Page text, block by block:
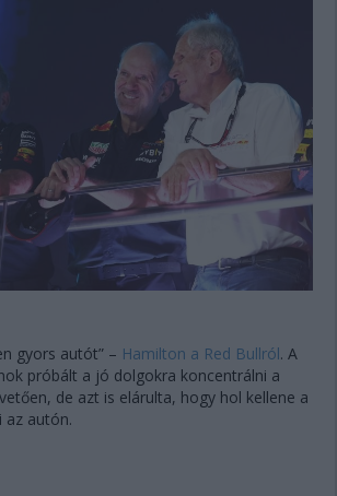
gyors autót” – Hamilton a Red Bullról. A
próbált a jó dolgokra koncentrálni a
de azt is elárulta, hogy hol kellene a
az autón.